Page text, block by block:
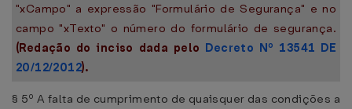
"xCampo" a expressão "Formulário de Segurança" e no
campo "xTexto" o número do formulário de segurança.
(Redação do inciso dada pelo Decreto Nº 13541 DE
20/12/2012).
§ 5º A falta de cumprimento de quaisquer das condições a